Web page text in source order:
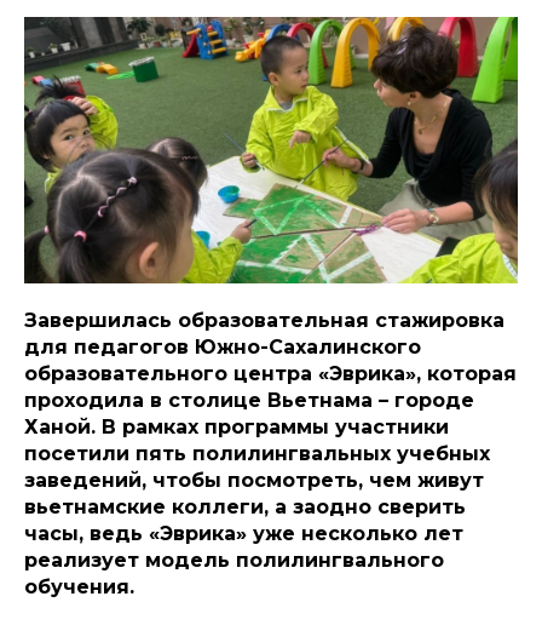
Завершилась образовательная стажировка
для педагогов Южно-Сахалинского
образовательного центра «Эврика», которая
проходила в столице Вьетнама – городе
Ханой. В рамках программы участники
посетили пять полилингвальных учебных
заведений, чтобы посмотреть, чем живут
вьетнамские коллеги, а заодно сверить
часы, ведь «Эврика» уже несколько лет
реализует модель полилингвального
обучения.